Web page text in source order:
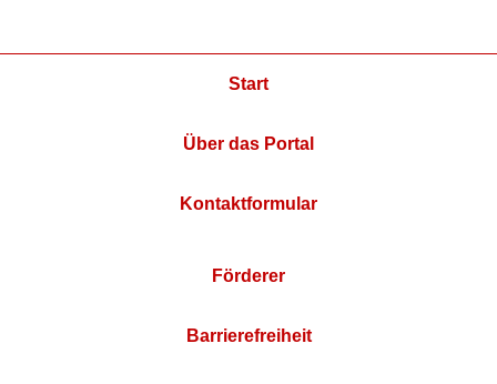
Start
Über das Portal
Kontaktformular
Förderer
Barrierefreiheit